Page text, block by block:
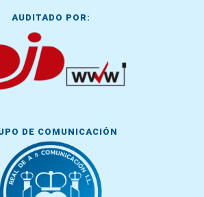
AUDITADO POR:
DE COMUNICACIÓN